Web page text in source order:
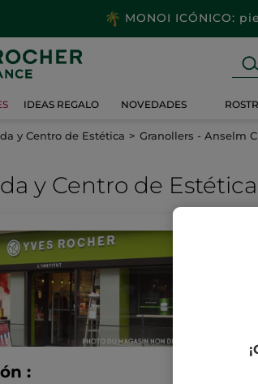
MONOI ICÓNICO:
IDEAS REGALO NOVEDADES
y Centro de Estética Granollers - Anselm
y Centro de Estética
: